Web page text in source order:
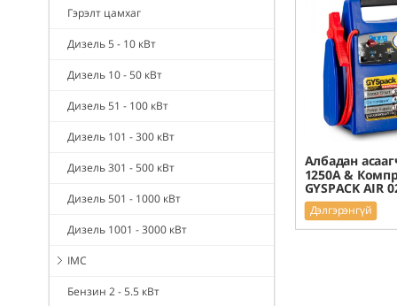
Гэрэлт цамхаг
Дизель 5 - 10 кВт
Дизель 10 - 50 кВт
Дизель 51 - 100 кВт
Дизель 101 - 300 кВт
Дизель 301 - 500 кВт
Дизель 501 - 1000 кВт
Дизель 1001 - 3000 кВт
IMC
Бензин 2 - 5.5 кВт
Албадан
1250A &
GYSPACK AIR
Дэлгэрэнгүй